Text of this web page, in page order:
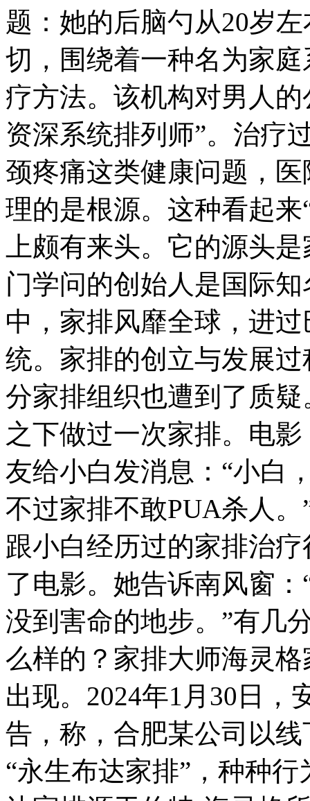
题：她的后脑勺从20岁
切，围绕着一种名为家
疗方法。该机构对男人
资深系统排列师”。治疗
颈疼痛这类健康问题，
理的是根源。这种看起
上颇有来头。它的源头
门学问的创始人是国际
中，家排风靡全球，进
统。家排的创立与发展
分家排组织也遭到了质
之下做过一次家排。电
友给小白发消息：“小白
不过家排不敢PUA杀人
跟小白经历过的家排治
了电影。她告诉南风窗
没到害命的地步。”有几
么样的？家排大师海灵
出现。2024年1月30日，
告，称，合肥某公司以
“永生布达家排”，种种